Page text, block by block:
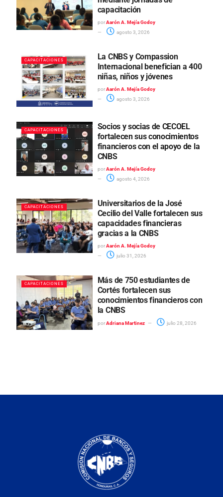
capacitación
por Aarón A. Mejía Godoy
agosto 3, 2026
CAPACITACIONES
La CNBS y Compassion
Internacional benefician a 400
niñas, niños y jóvenes
por Aarón A. Mejía Godoy
agosto 3, 2026
CAPACITACIONES
Socios y socias de CECOEL
fortalecen sus conocimientos
financieros con el apoyo de la
CNBS
por Aarón A. Mejía Godoy
agosto 4, 2026
CAPACITACIONES
Universitarios de la José
Cecilio del Valle fortalecen sus
capacidades financieras
gracias a la CNBS
por Aarón A. Mejía Godoy
julio 31, 2026
CAPACITACIONES
Más de 750 estudiantes de
Cortés fortalecen sus
conocimientos financieros con
la CNBS
por Adriana Martinez julio 28, 2026